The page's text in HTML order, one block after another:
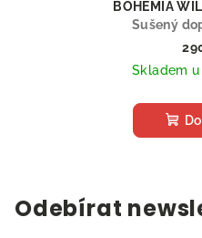
BOHEMIA
Sušený
Skladem
Odebírat